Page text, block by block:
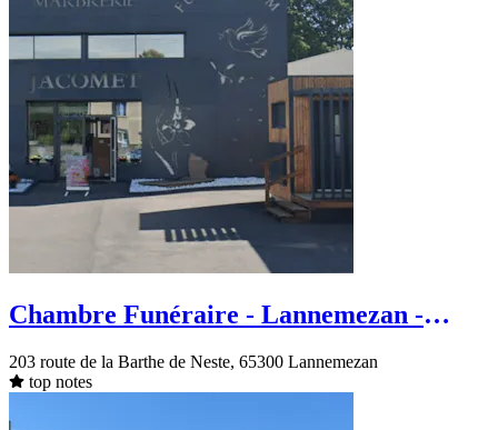
Chambre Funéraire - Lannemezan -
203 route de la Barthe de Neste, 65300 Lannemezan
top notes